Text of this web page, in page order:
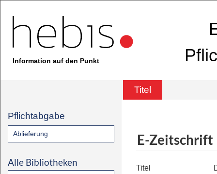
Information auf den Punkt
Titel
Pflichtabgabe
Ablieferung
Alle Bibliotheken
E-Zeitschrift
Titel